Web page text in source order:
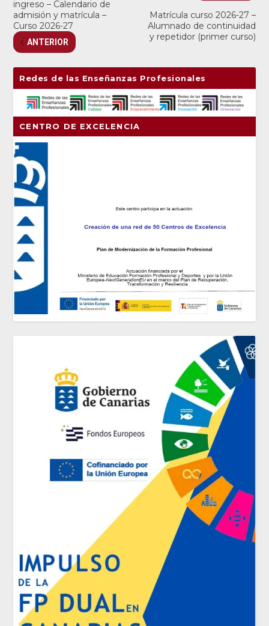
ingreso – Calendario de
admisión y matrícula –
Curso 2026-27
ANTERIOR
Matrícula curso 2026-27 –
Alumnado de continuidad
y repetidor (primer curso)
Redes de las Enseñanzas Profesionales
CENTRO DE EXCELENCIA